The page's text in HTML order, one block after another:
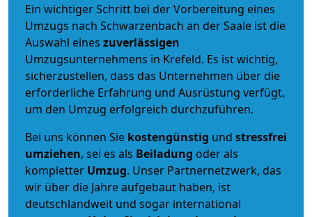
Ein wichtiger Schritt bei der Vorbereitung eines
Umzugs nach Schwarzenbach an der Saale ist die
Auswahl eines zuverlässigen
Umzugsunternehmens in Krefeld. Es ist wichtig,
sicherzustellen, dass das Unternehmen über die
erforderliche Erfahrung und Ausrüstung verfügt,
um den Umzug erfolgreich durchzuführen.
Bei uns können Sie kostengünstig und stressfrei
umziehen, sei es als Beiladung oder als
kompletter Umzug. Unser Partnernetzwerk, das
wir über die Jahre aufgebaut haben, ist
deutschlandweit und sogar international